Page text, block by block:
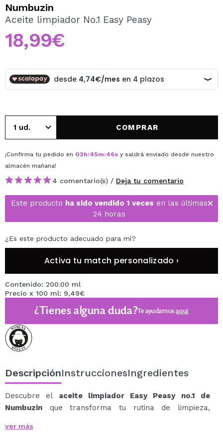
Al crear una cuenta en Maquillalia.com podrás realizar
tus compras rápidamente, revisar el estado de tus
pedidos y consultar tus operaciones anteriores.
CREAR CUENTA
Numbuzin
Aceite limpiador No.1 Easy Peasy
18,99€
COMPRAR
¡Confirma tu pedido en 02h:45m:46s y saldrá enviado desde nuestro
almacén mañana!
4 comentario(s) / Deja tu comentario
Este producto ha sido vendido 1 veces en las últimas
24 horas
¿Es este producto adecuado para mí?
Activa tu match personalizado ›
Contenido: 200.00 ml
Precio x 100 ml: 9,49€
¿Tienes alguna duda?Te ayudamosaquí
DescripciónInstruccionesIngredientes
Descubre el aceite limpiador Easy Peasy no.1 de
Numbuzin que transforma tu rutina de limpieza,
puntos negros y exceso de sebo, dejando tu piel fresca
ver más